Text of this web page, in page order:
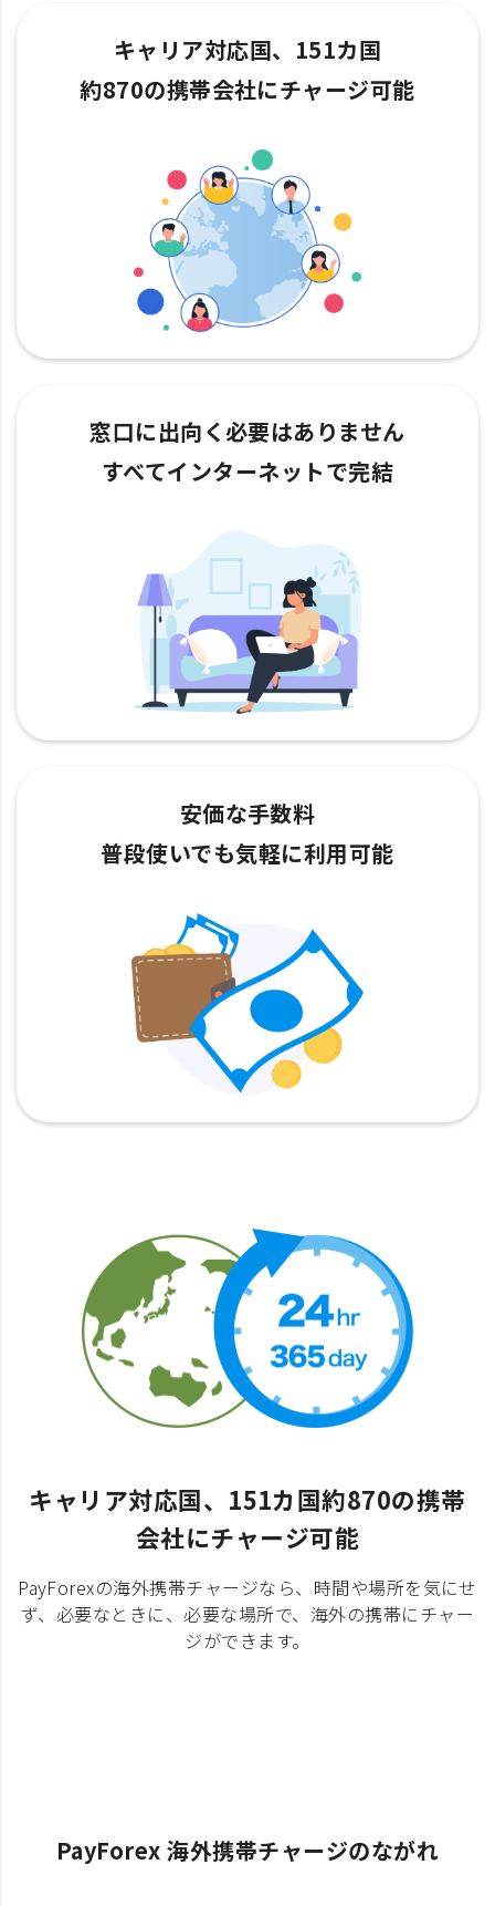
キャリア対応国、151カ国
約870の携帯会社にチャージ可能
窓口に出向く必要はありません
すべてインターネットで完結
安価な手数料
普段使いでも気軽に利用可能
キャリア対応国、151カ国約870の携帯
会社にチャージ可能
PayForexの海外携帯チャージなら、時間や場所を気にせ
ず、必要なときに、必要な場所で、海外の携帯にチャー
ジができます。
PayForex 海外携帯チャージのながれ